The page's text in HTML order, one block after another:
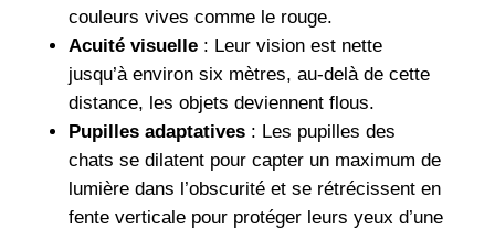
couleurs vives comme le rouge.
Acuité visuelle: Leur vision est nette
jusqu’à environ six mètres, au-delà de cette
distance, les objets deviennent flous.
Pupilles adaptatives: Les pupilles des
chats se dilatent pour capter un maximum de
lumière dans l’obscurité et se rétrécissent en
fente verticale pour protéger leurs yeux d’une